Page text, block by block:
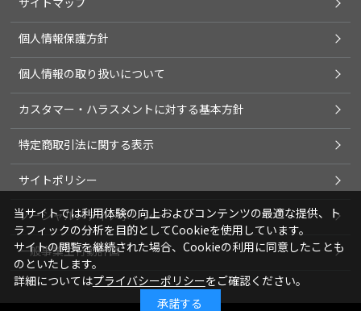
個人情報保護方針
個人情報の取り扱いについて
カスタマー・ハラスメントに対する基本方針
特定商取引法に関する表示
サイトポリシー
ソーシャルメディアポリシー
一般事業主行動計画
当サイトでは利用体験の向上およびコンテンツの最適な提供、ト
ラフィックの分析を目的としてCookieを使用しています。
サイトの閲覧を継続された場合、Cookieの利用に同意したことも
のといたします。
詳細についてはプライバシーポリシーをご確認ください。
承諾する